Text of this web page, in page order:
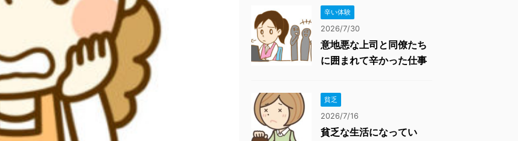
辛い体験
2026/7/30
意地悪な上司と同僚たち
に囲まれて辛かった仕事
貧乏
2026/7/16
貧乏な生活になってい